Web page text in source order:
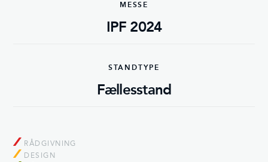
MESSE
IPF 2024
STANDTYPE
Fællesstand
RÅDGIVNING
DESIGN